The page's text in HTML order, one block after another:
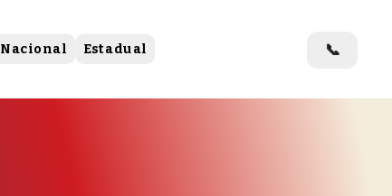
Nacional Estadual 📞